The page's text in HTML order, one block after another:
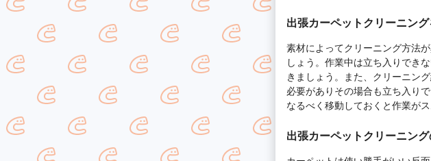
出張カーペットクリーニン
素材によってクリーニング方法
しょう。作業中は立ち入りでき
きましょう。また、クリーニン
必要がありその場合も立ち入り
なるべく移動しておくと作業がス
出張カーペットクリーニン